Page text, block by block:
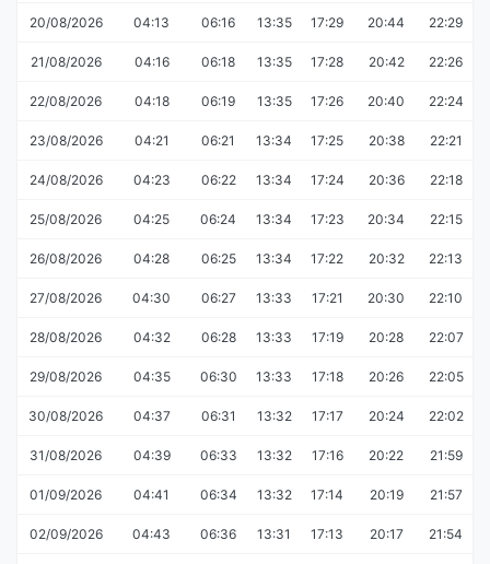
20/08/2026 04:13 06:16 13:35 17:29 20:44 22:29
21/08/2026 04:16 06:18 13:35 17:28 20:42 22:26
22/08/2026 04:18 06:19 13:35 17:26 20:40 22:24
23/08/2026 04:21 06:21 13:34 17:25 20:38 22:21
24/08/2026 04:23 06:22 13:34 17:24 20:36 22:18
25/08/2026 04:25 06:24 13:34 17:23 20:34 22:15
26/08/2026 04:28 06:25 13:34 17:22 20:32 22:13
27/08/2026 04:30 06:27 13:33 17:21 20:30 22:10
28/08/2026 04:32 06:28 13:33 17:19 20:28 22:07
29/08/2026 04:35 06:30 13:33 17:18 20:26 22:05
30/08/2026 04:37 06:31 13:32 17:17 20:24 22:02
31/08/2026 04:39 06:33 13:32 17:16 20:22 21:59
01/09/2026 04:41 06:34 13:32 17:14 20:19 21:57
02/09/2026 04:43 06:36 13:31 17:13 20:17 21:54